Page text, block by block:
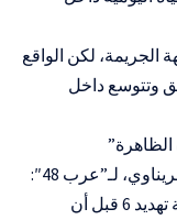
الجريمة، لكن الواقع
وتتوسع داخل
ومن جانبه، قال رئيس بلدية رهط، طلال القريناوي، لـ”عرب 48″:
“أنا أيضًا واحد من المهددين، وكنت في درجة تهديد 6 قبل أن